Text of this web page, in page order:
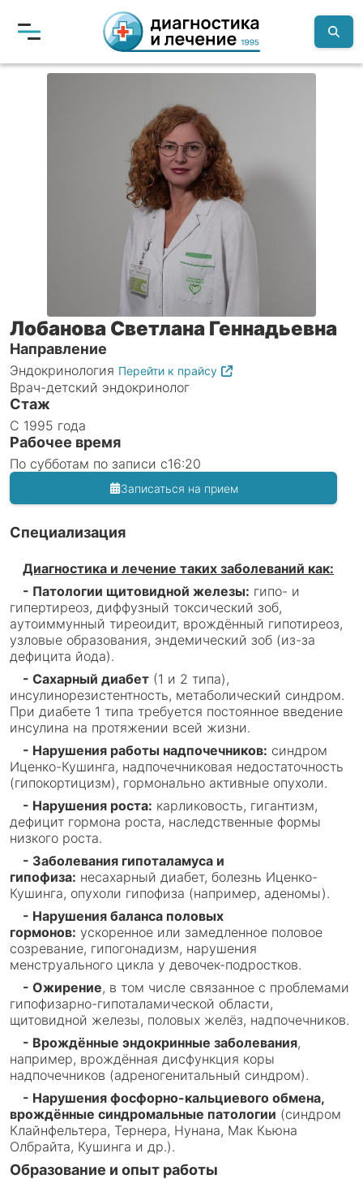
Лобанова Светлана Геннадьевна
Направление
Эндокринология Перейти к прайсу
Врач-детский эндокринолог
Стаж
С 1995 года
Рабочее время
По субботам по записи с16:20
Записаться на прием
Специализация
Диагностика и лечение таких заболеваний как:
- Патологии щитовидной железы: гипо- и
гипертиреоз, диффузный токсический зоб,
аутоиммунный тиреоидит, врождённый гипотиреоз,
узловые образования, эндемический зоб (из-за
дефицита йода).
- Сахарный диабет (1 и 2 типа),
инсулинорезистентность, метаболический синдром.
При диабете 1 типа требуется постоянное введение
инсулина на протяжении всей жизни.
- Нарушения работы надпочечников: синдром
Иценко-Кушинга, надпочечниковая недостаточность
(гипокортицизм), гормонально активные опухоли.
- Нарушения роста: карликовость, гигантизм,
дефицит гормона роста, наследственные формы
низкого роста.
- Заболевания гипоталамуса и
гипофиза: несахарный диабет, болезнь Иценко-
Кушинга, опухоли гипофиза (например, аденомы).
- Нарушения баланса половых
гормонов: ускоренное или замедленное половое
созревание, гипогонадизм, нарушения
менструального цикла у девочек-подростков.
- Ожирение, в том числе связанное с проблемами
гипофизарно-гипоталамической области,
щитовидной железы, половых желёз, надпочечников.
- Врождённые эндокринные заболевания,
например, врождённая дисфункция коры
надпочечников (адреногенитальный синдром).
- Нарушения фосфорно-кальциевого обмена,
врождённые синдромальные патологии (синдром
Клайнфельтера, Тернера, Нунана, Мак Кьюна
Олбрайта, Кушинга и др.).
Образование и опыт работы